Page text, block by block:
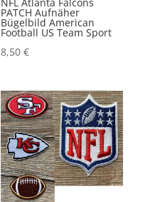
PATCH Aufnäher
Bügelbild American
Football US Team Sport
8,50€